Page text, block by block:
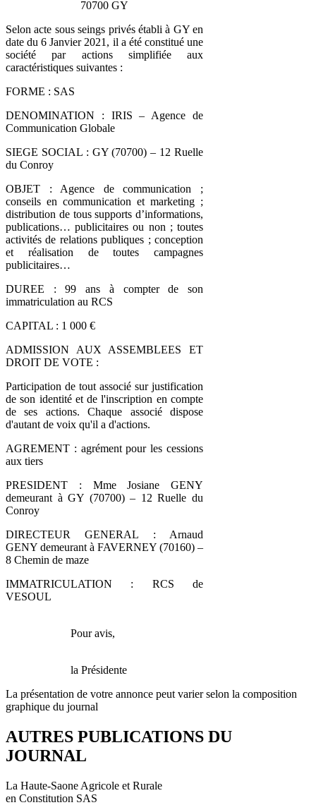
70700 GY
Selon acte sous seings privés établi à GY en
date du 6 Janvier 2021, il a été constitué une
société par actions simplifiée aux
caractéristiques suivantes :
FORME : SAS
DENOMINATION : IRIS – Agence de
Communication Globale
SIEGE SOCIAL : GY (70700) – 12 Ruelle
du Conroy
OBJET : Agence de communication ;
conseils en communication et marketing ;
distribution de tous supports d’informations,
publications… publicitaires ou non ; toutes
activités de relations publiques ; conception
et réalisation de toutes campagnes
publicitaires…
DUREE : 99 ans à compter de son
immatriculation au RCS
CAPITAL : 1 000 €
ADMISSION AUX ASSEMBLEES ET
DROIT DE VOTE :
Participation de tout associé sur justification
de son identité et de l'inscription en compte
de ses actions. Chaque associé dispose
d'autant de voix qu'il a d'actions.
AGREMENT : agrément pour les cessions
aux tiers
PRESIDENT : Mme Josiane GENY
demeurant à GY (70700) – 12 Ruelle du
Conroy
DIRECTEUR GENERAL : Arnaud
GENY demeurant à FAVERNEY (70160) –
8 Chemin de maze
IMMATRICULATION : RCS de
VESOUL
Pour avis,
la Présidente
La présentation de votre annonce peut varier selon la composition
graphique du journal
AUTRES PUBLICATIONS DU
JOURNAL
La Haute-Saone Agricole et Rurale
en Constitution SAS